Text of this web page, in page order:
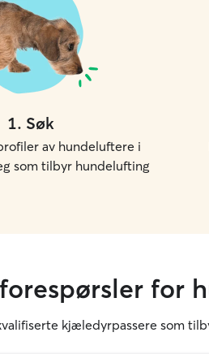
1. Søk
av hundeluftere i
som tilbyr hundelufting
for
kjæledyrpassere som